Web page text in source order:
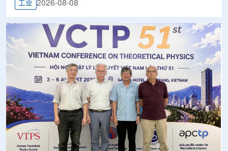
工业 2026-08-08